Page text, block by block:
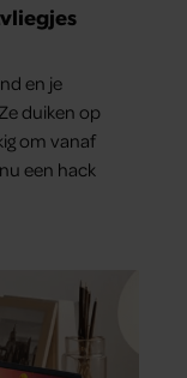
en je
duiken op
om vanaf
een hack